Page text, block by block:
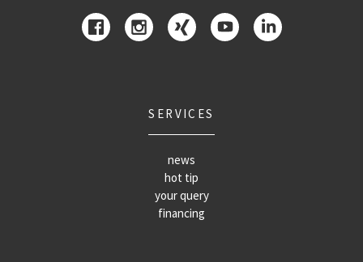
SERVICES
news
hot tip
your query
financing